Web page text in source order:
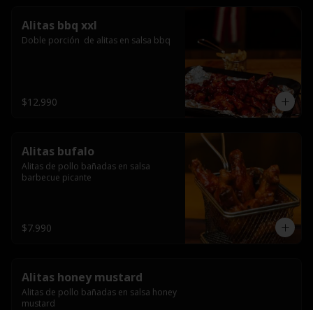
Alitas bbq xxl
Doble porción  de alitas en salsa bbq
$12.990
Alitas bufalo
Alitas de pollo bañadas en salsa
barbecue picante
$7.990
Alitas honey mustard
Alitas de pollo bañadas en salsa honey
mustard